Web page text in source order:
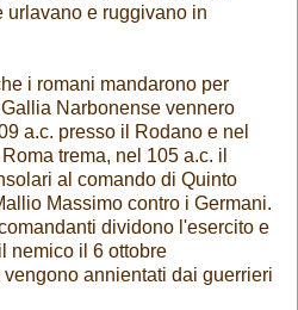
urlavano e ruggivano in
i romani mandarono per
Narbonense vennero
a.c. presso il Rodano e nel
trema, nel 105 a.c. il
al comando di Quinto
Massimo contro i Germani.
dividono l'esercito e
nemico il 6 ottobre
annientati dai guerrieri